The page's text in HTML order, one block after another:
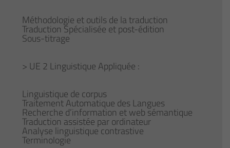
Méthodologie et outils de la traduction
Traduction Spécialisée et post-édition
Sous-titrage
> UE 2 Linguistique Appliquée :
Linguistique de corpus
Traitement Automatique des Langues
Recherche d’information et web sémantique
Traduction assistée par ordinateur
Analyse linguistique contrastive
Terminologie